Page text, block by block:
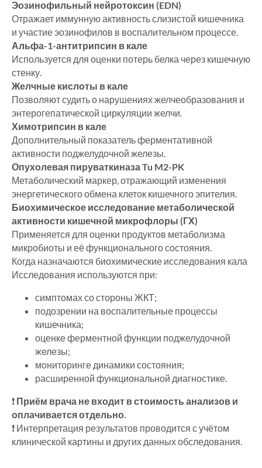
Эозинофильный нейротоксин (EDN)
Отражает иммунную активность слизистой кишечника
и участие эозинофилов в воспалительном процессе.
Альфа-1-антитрипсин в кале
Используется для оценки потерь белка через кишечную
стенку.
Желчные кислоты в кале
Позволяют судить о нарушениях желчеобразования и
энтерогепатической циркуляции желчи.
Химотрипсин в кале
Дополнительный показатель ферментативной
активности поджелудочной железы.
Опухолевая пируваткиназа Tu M2-PK
Метаболический маркер, отражающий изменения
энергетического обмена клеток кишечного эпителия.
Биохимическое исследование метаболической
активности кишечной микрофлоры (ГХ)
Применяется для оценки продуктов метаболизма
микробиоты и её функционального состояния.
Когда назначаются биохимические исследования кала
Исследования используются при:
симптомах со стороны ЖКТ;
подозрении на воспалительные процессы
кишечника;
оценке ферментной функции поджелудочной
железы;
мониторинге динамики состояния;
расширенной функциональной диагностике.
❗ Приём врача не входит в стоимость анализов и
оплачивается отдельно.
❗ Интерпретация результатов проводится с учётом
клинической картины и других данных обследования.